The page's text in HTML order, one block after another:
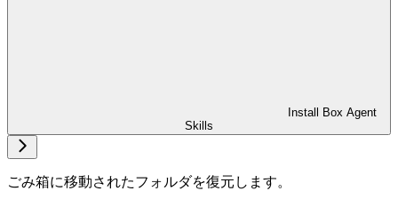
Install Box Agent
Skills
ごみ箱に移動されたフォルダを復元します。